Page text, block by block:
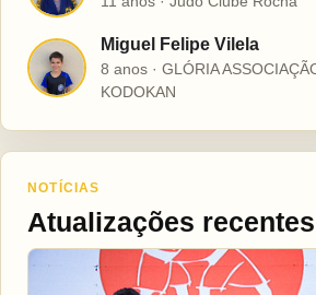
M
Miguel Felipe Vilela
8 anos · GLÓRIA
KODOKAN
NOTÍCIAS
Atualizações recentes